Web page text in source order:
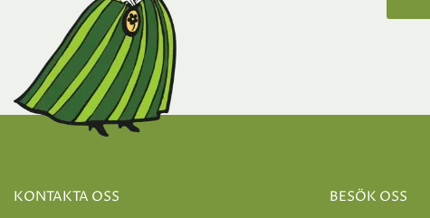
KONTAKTA OSS BESÖK OSS